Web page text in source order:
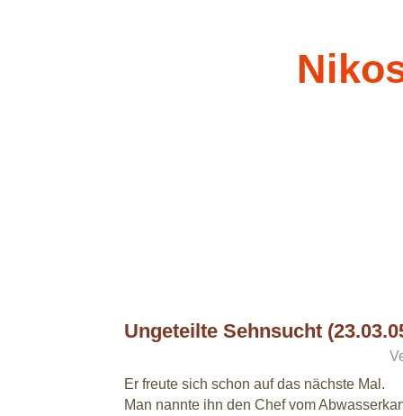
Ungeteilte Sehnsucht
Er freute sich schon auf das nächste Mal.
Man nannte ihn den Chef vom